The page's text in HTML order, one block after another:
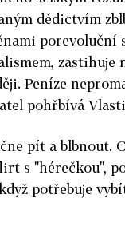
dědictvím
porevoluční
zastihuje
Peníze
pohřbívá
pít a blbnout.
s "hérečkou",
potřebuje